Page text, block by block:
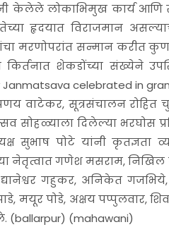
केलेले लोकाभिमुख कार्य
हृदयात विराजमान
मरणोपरांत सन्मान करीत
शेकडोंच्या संख्येने
Janmatsava celebrated in
वाटेकर, सूत्रसंचालन
दिलेल्या भरघोस
सुभाष पोटे यांनी कृतज्ञता
नेतृत्वात गणेश मसराम,
गहुकर, अनिकेत
पोडे, अक्षय पप्पुलवार,
(ballarpur) (mahawani)